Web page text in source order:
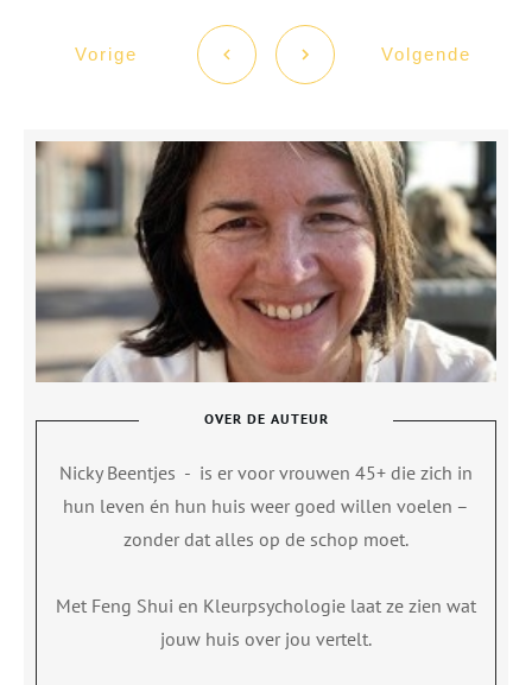
Vorige Volgende
OVER DE AUTEUR
Nicky Beentjes - is er voor vrouwen 45+ die zich in
hun leven én hun huis weer goed willen voelen –
zonder dat alles op de schop moet.
Met Feng Shui en Kleurpsychologie laat ze zien wat
jouw huis over jou vertelt.